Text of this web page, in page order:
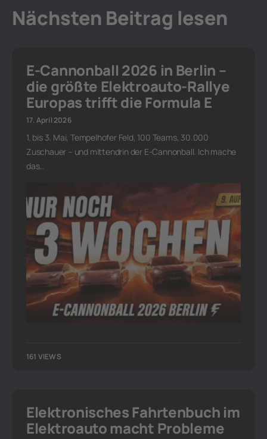
Nächsten Beitrag lesen
E-Cannonball 2026 in Berlin –
die größte Elektroauto-Rallye
Europas trifft die Formula E
17. April 2026
1. bis 3. Mai, Tempelhofer Feld, 100 Teams, 30.000
Zuschauer – und mittendrin der E-Cannonball. Ich mache
das…
161 VIEWS
Elektronisches Fahrtenbuch im
Elektroauto macht Probleme